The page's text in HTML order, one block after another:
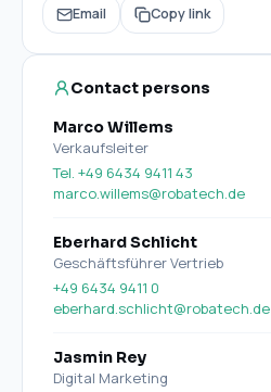
Email Copy link
Contact persons
Marco Willems
Verkaufsleiter
Tel. +49 6434 9411 43
marco.willems@robatech.de
Eberhard Schlicht
Geschäftsführer Vertrieb
+49 6434 9411 0
eberhard.schlicht@robatech.de
Jasmin Rey
Digital Marketing